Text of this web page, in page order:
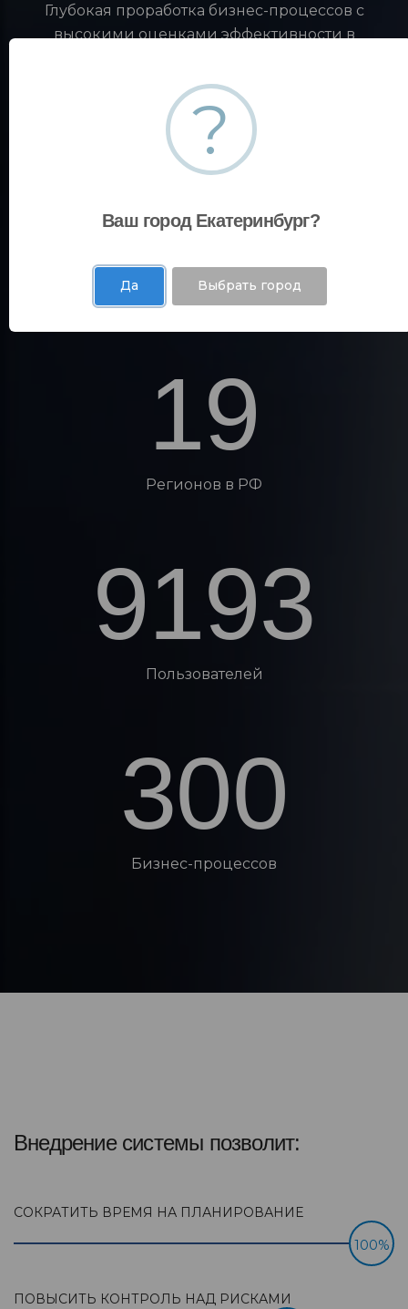
Глубокая проработка бизнес-процессов с
высокими оценками эффективности в
достигается через опытно-эксплуатационные
внедрения на крупные предприятия России.
35
Площадок
19
Регионов в РФ
9193
Пользователей
300
Бизнес-процессов
Внедрение системы позволит:
СОКРАТИТЬ ВРЕМЯ НА ПЛАНИРОВАНИЕ
100%
ПОВЫСИТЬ КОНТРОЛЬ НАД РИСКАМИ
?
Ваш город Екатеринбург?
Да Выбрать город